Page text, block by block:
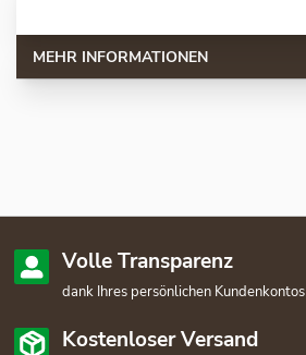
MEHR INFORMATIONEN
Volle Transparenz
dank Ihres persönlichen Kundenkontos
Kostenloser Versand